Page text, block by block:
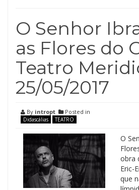
O Senhor
as Flores do
Teatro
25/05/2017
By intropt Posted in
Didascálias TEATRO
O
obra
Eric-
que